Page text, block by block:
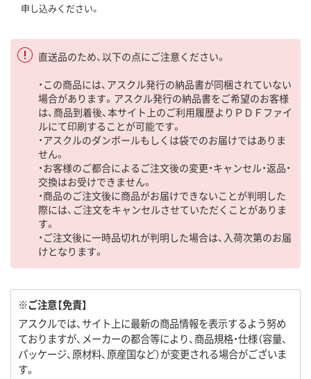
申し込みください。
直送品のため、以下の点にご注意ください。
・この商品には、アスクル発行の納品書が同梱されていない
場合があります。アスクル発行の納品書をご希望のお客様
は、商品到着後、本サイト上のご利用履歴よりＰＤＦファイ
ルにて印刷することが可能です。
・アスクルのダンボールもしくは袋でのお届けではありま
せん。
・お客様のご都合によるご注文後の変更・キャンセル・返品・
交換はお受けできません。
・商品のご注文後に商品がお届けできないことが判明した
際には、ご注文をキャンセルさせていただくことがありま
す。
・ご注文後に一時品切れが判明した場合は、入荷次第のお届
けとなります。
※ご注意【免責】
アスクルでは、サイト上に最新の商品情報を表示するよう努め
ておりますが、メーカーの都合等により、商品規格・仕様（容量、
パッケージ、原材料、原産国など）が変更される場合がございま
す。